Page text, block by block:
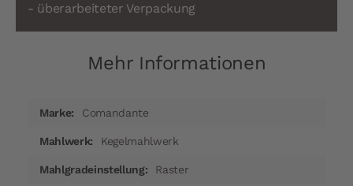
- überarbeiteter Verpackung
Mehr Informationen
InformationenComandante
Kegelmahlwerk
Raster